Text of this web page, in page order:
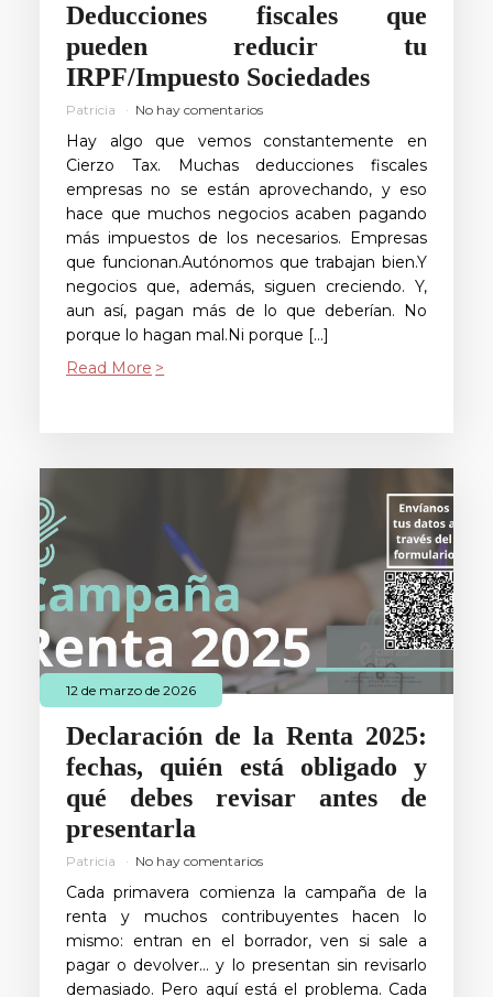
Deducciones fiscales que
pueden reducir tu
IRPF/Impuesto Sociedades
Patricia No hay comentarios
Hay algo que vemos constantemente en
Cierzo Tax. Muchas deducciones fiscales
empresas no se están aprovechando, y eso
hace que muchos negocios acaben pagando
más impuestos de los necesarios. Empresas
que funcionan.Autónomos que trabajan bien.Y
negocios que, además, siguen creciendo. Y,
aun así, pagan más de lo que deberían. No
porque lo hagan mal.Ni porque […]
Read More
12 de marzo de 2026
Declaración de la Renta 2025:
fechas, quién está obligado y
qué debes revisar antes de
presentarla
Patricia No hay comentarios
Cada primavera comienza la campaña de la
renta y muchos contribuyentes hacen lo
mismo: entran en el borrador, ven si sale a
pagar o devolver… y lo presentan sin revisarlo
demasiado. Pero aquí está el problema. Cada